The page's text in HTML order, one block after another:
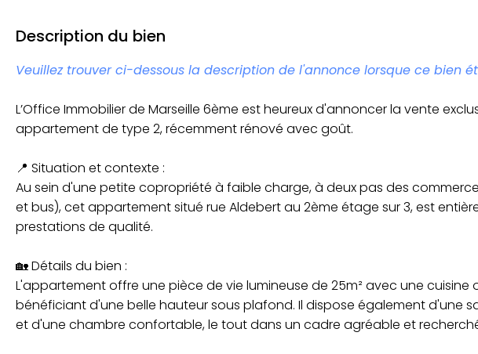
Description du bien
Veuillez trouver ci-dessous la description de l'annonce lorsque ce bien
L’Office Immobilier de Marseille 6ème est heureux d'annoncer la vente
appartement de type 2, récemment rénové avec goût.
📍 Situation et contexte :
Au sein d'une petite copropriété à faible charge, à deux pas des
et bus), cet appartement situé rue Aldebert au 2ème étage sur 3, est
prestations de qualité.
🏡 Détails du bien :
L'appartement offre une pièce de vie lumineuse de 25m² avec une
bénéficiant d'une belle hauteur sous plafond. Il dispose également d'une
et d'une chambre confortable, le tout dans un cadre agréable et